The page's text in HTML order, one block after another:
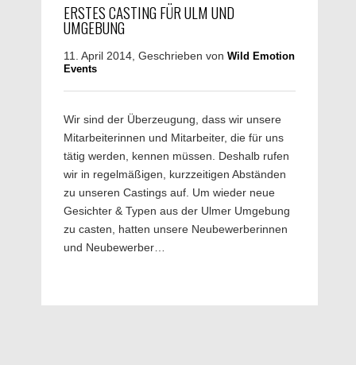
ERSTES CASTING FÜR ULM UND
UMGEBUNG
11. April 2014, Geschrieben von Wild Emotion
Events
Wir sind der Überzeugung, dass wir unsere
Mitarbeiterinnen und Mitarbeiter, die für uns
tätig werden, kennen müssen. Deshalb rufen
wir in regelmäßigen, kurzzeitigen Abständen
zu unseren Castings auf. Um wieder neue
Gesichter & Typen aus der Ulmer Umgebung
zu casten, hatten unsere Neubewerberinnen
und Neubewerber…